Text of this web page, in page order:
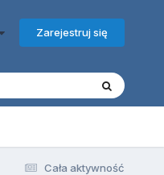
Zarejestruj się
Cała aktywność